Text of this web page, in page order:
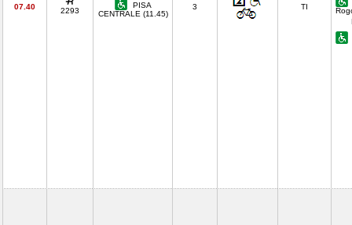
07.40 2293
PISA
CENTRALE (11.45)
3 TI